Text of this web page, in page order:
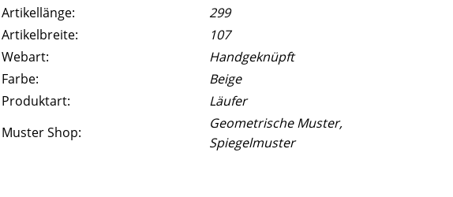
Artikellänge:
299
Artikelbreite:
107
Webart:
Handgeknüpft
Farbe:
Beige
Produktart:
Läufer
Muster Shop:
Geometrische Muster,
Spiegelmuster